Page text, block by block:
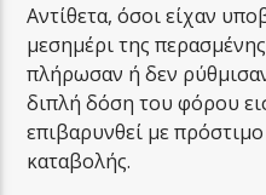
Αντίθετα, όσοι είχαν
μεσημέρι της
πλήρωσαν ή δεν
διπλή δόση του φόρου
επιβαρυνθεί με
καταβολής.